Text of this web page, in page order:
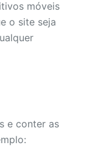
móveis
o site seja
e conter as